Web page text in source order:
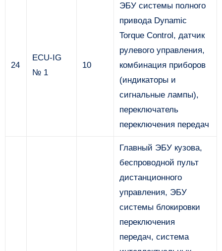
24
ECU-IG
№ 1
10
ЭБУ системы полного
привода Dynamic
Torque Control, датчик
рулевого управления,
комбинация приборов
(индикаторы и
сигнальные лампы),
переключатель
переключения передач
Главный ЭБУ кузова,
беспроводной пульт
дистанционного
управления, ЭБУ
системы блокировки
переключения
передач, система